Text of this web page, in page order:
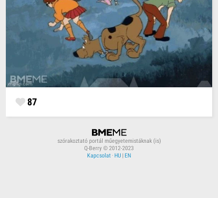
87
szórakoztató portál műegyetemistáknak (is)
Q-Berry © 2012-2023
Kapcsolat · HU | EN